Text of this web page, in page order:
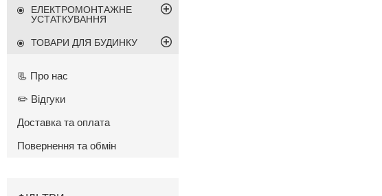
ЕЛЕКТРОМОНТАЖНЕ
УСТАТКУВАННЯ
ТОВАРИ ДЛЯ БУДИНКУ
📃 Про нас
✏️ Відгуки
Доставка та оплата
Повернення та обмін